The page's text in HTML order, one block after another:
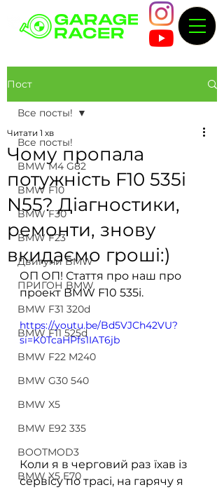
Пост
Все посты!
BMW M4 G82
BMW F10
BMW F30
BMW F23
Двигуни BMW
ПРИГОН BMW
BMW F31 320d
BMW F11 525d
BMW F22 M240
BMW G30 540
BMW X5
BMW E92 335
BOOTMOD3
BMW X5 E70
Все посты!
Чому пропала
потужність F10 535i
N55? Діагностики,
ремонти, знову
вкидаємо гроші:)
Читати 1 хв
ОП ОП! Стаття про наш про
проект BMW F10 535i.
https://youtu.be/Bd5VJCh42VU?
si=K0TcaHPfs1IAT6jb
Коли я в черговий раз їхав із
сервісу по трасі, на гарячу я